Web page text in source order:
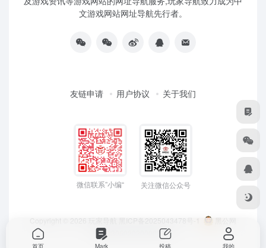
文游戏网站网址导航先行者。
友链申请 用户协议 关于我们
微信联系”小编“ 关注微信公众号
Copyright © 2026 玩家导航 黑ICP备2025043478号-1
黑公网
安备23050202000033号
首页 Mark 投稿 我的